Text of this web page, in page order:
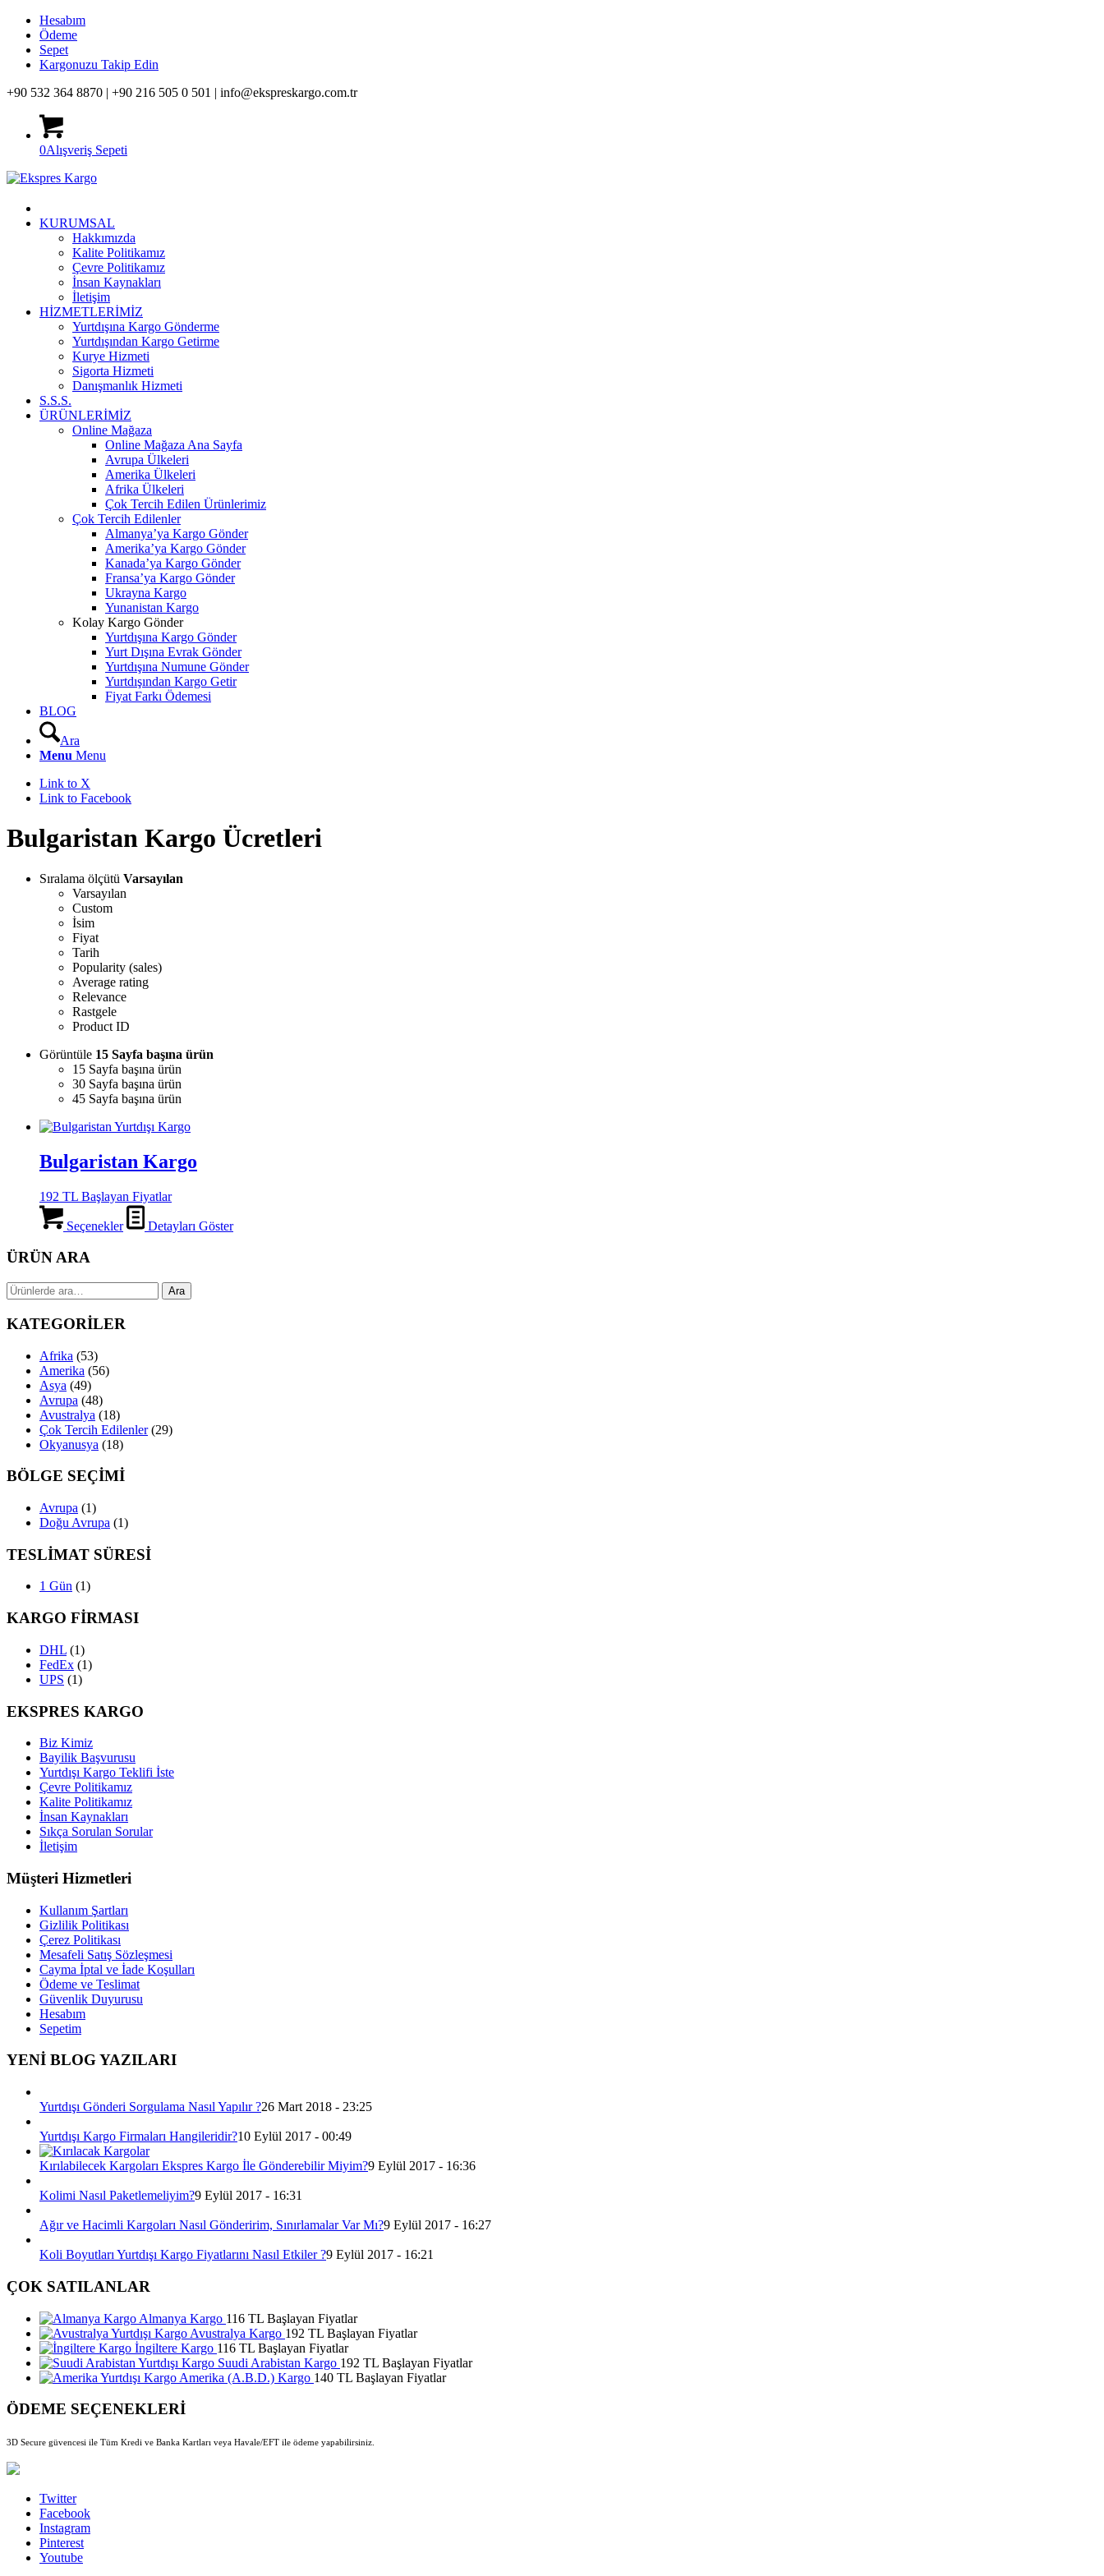
Hesabım
Ödeme
Sepet
Kargonuzu Takip Edin
+90 532 364 8870 | +90 216 505 0 501 | info@ekspreskargo.com.tr
0Alışveriş Sepeti
KURUMSAL
Hakkımızda
Kalite Politikamız
Çevre Politikamız
İnsan Kaynakları
İletişim
HİZMETLERİMİZ
Yurtdışına Kargo Gönderme
Yurtdışından Kargo Getirme
Kurye Hizmeti
Sigorta Hizmeti
Danışmanlık Hizmeti
S.S.S.
ÜRÜNLERİMİZ
Online Mağaza
Online Mağaza Ana Sayfa
Avrupa Ülkeleri
Amerika Ülkeleri
Afrika Ülkeleri
Çok Tercih Edilen Ürünlerimiz
Çok Tercih Edilenler
Almanya’ya Kargo Gönder
Amerika’ya Kargo Gönder
Kanada’ya Kargo Gönder
Fransa’ya Kargo Gönder
Ukrayna Kargo
Yunanistan Kargo
Kolay Kargo Gönder
Yurtdışına Kargo Gönder
Yurt Dışına Evrak Gönder
Yurtdışına Numune Gönder
Yurtdışından Kargo Getir
Fiyat Farkı Ödemesi
BLOG
Ara
Menu Menu
Link to X
Link to Facebook
Bulgaristan Kargo Ücretleri
Sıralama ölçütü Varsayılan
Varsayılan
Custom
İsim
Fiyat
Tarih
Popularity (sales)
Average rating
Relevance
Rastgele
Product ID
Görüntüle 15 Sayfa başına ürün
15 Sayfa başına ürün
30 Sayfa başına ürün
45 Sayfa başına ürün
Bulgaristan Kargo
192 TL Başlayan Fiyatlar
Seçenekler Detayları Göster
ÜRÜN ARA
Ara: Ara
KATEGORİLER
Afrika (53)
Amerika (56)
Asya (49)
Avrupa (48)
Avustralya (18)
Çok Tercih Edilenler (29)
Okyanusya (18)
BÖLGE SEÇİMİ
Avrupa (1)
Doğu Avrupa (1)
TESLİMAT SÜRESİ
1 Gün (1)
KARGO FİRMASI
DHL (1)
FedEx (1)
UPS (1)
EKSPRES KARGO
Biz Kimiz
Bayilik Başvurusu
Yurtdışı Kargo Teklifi İste
Çevre Politikamız
Kalite Politikamız
İnsan Kaynakları
Sıkça Sorulan Sorular
İletişim
Müşteri Hizmetleri
Kullanım Şartları
Gizlilik Politikası
Çerez Politikası
Mesafeli Satış Sözleşmesi
Cayma İptal ve İade Koşulları
Ödeme ve Teslimat
Güvenlik Duyurusu
Hesabım
Sepetim
YENİ BLOG YAZILARI
Yurtdışı Gönderi Sorgulama Nasıl Yapılır ?26 Mart 2018 - 23:25
Yurtdışı Kargo Firmaları Hangileridir?10 Eylül 2017 - 00:49
Kırılabilecek Kargoları Ekspres Kargo İle Gönderebilir Miyim?9 Eylül 2017 - 16:36
Kolimi Nasıl Paketlemeliyim?9 Eylül 2017 - 16:31
Ağır ve Hacimli Kargoları Nasıl Gönderirim, Sınırlamalar Var Mı?9 Eylül 2017 - 16:27
Koli Boyutları Yurtdışı Kargo Fiyatlarını Nasıl Etkiler ?9 Eylül 2017 - 16:21
ÇOK SATILANLAR
Almanya Kargo 116 TL Başlayan Fiyatlar
Avustralya Kargo 192 TL Başlayan Fiyatlar
İngiltere Kargo 116 TL Başlayan Fiyatlar
Suudi Arabistan Kargo 192 TL Başlayan Fiyatlar
Amerika (A.B.D.) Kargo 140 TL Başlayan Fiyatlar
ÖDEME SEÇENEKLERİ
3D Secure güvencesi ile Tüm Kredi ve Banka Kartları veya Havale/EFT ile ödeme yapabilirsiniz.
Twitter
Facebook
Instagram
Pinterest
Youtube